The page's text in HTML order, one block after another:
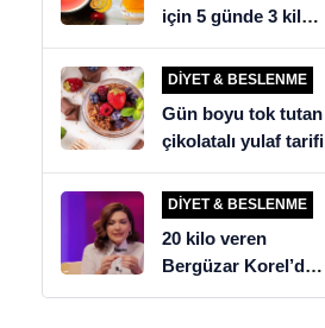
için 5 günde 3 kilo
verdiren detoks
tarifi!
DIYET & BESLENME
Gün boyu tok tutan
çikolatalı yulaf tarifi
DIYET & BESLENME
20 kilo veren
Bergüzar Korel’den
üzen diyet itirafı!